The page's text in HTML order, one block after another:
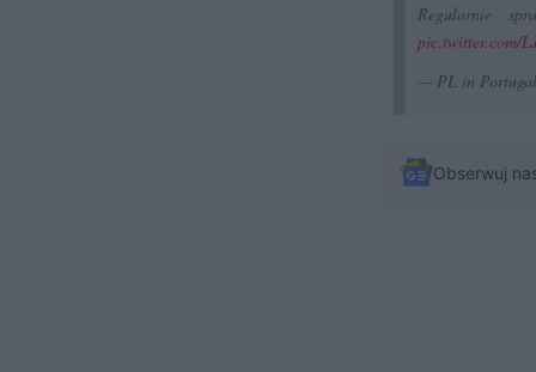
Regularnie
pic.twitter.com/
— PL in
Obserwuj